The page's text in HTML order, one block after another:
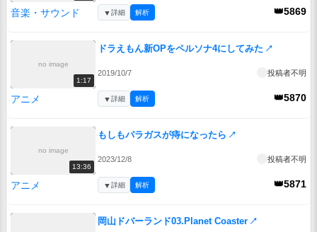
音楽・サウンド 👑5869
▼詳細 解析
no image
1:17
ドラえもん新OPをペルソナ4にしてみた ↗
2019/10/7 投稿者不明
アニメ 👑5870
▼詳細 解析
no image
13:36
もしもパラガスが痔になったら ↗
2023/12/8 投稿者不明
アニメ 👑5871
▼詳細 解析
岡山ドバーランド03.Planet Coaster ↗